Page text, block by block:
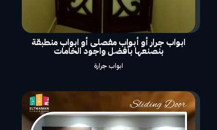
ابواب جرار أو أبواب مفصلى أو ابواب منطبقة
بنصنعها بأفضل واجود الخامات
ابواب جرارة